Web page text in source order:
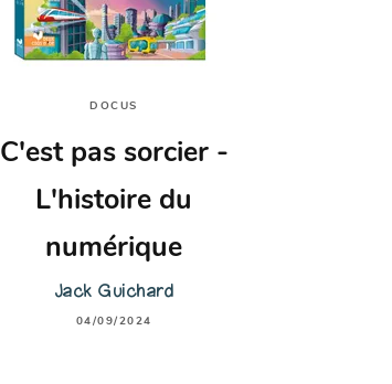
DOCUS
C'est pas sorcier -
L'histoire du
numérique
Jack Guichard
04/09/2024